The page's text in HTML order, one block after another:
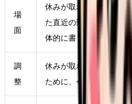
場
面
休みが取れない・希望
た直近の勤務を一つ選
体的に書く
調
整
休みが取れない・希望
ために、今の職場で一